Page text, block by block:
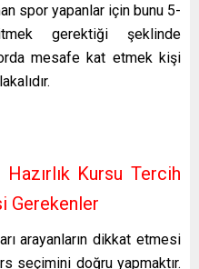
spor yapanlar için bunu 5-
gerektiği şeklinde
mesafe kat etmek kişi
Kursu Tercih
Gerekenler
arayanların dikkat etmesi
seçimini doğru yapmaktır.